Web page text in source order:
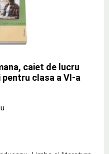
caiet de lucru
clasa a VI-a